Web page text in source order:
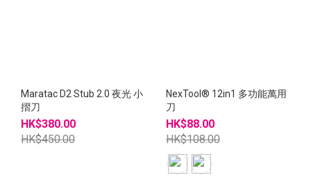
Maratac D2 Stub 2.0 夜光 小
摺刀
HK$380.00
HK$450.00
NexTool® 12in1 多功能萬用
刀
HK$88.00
HK$108.00